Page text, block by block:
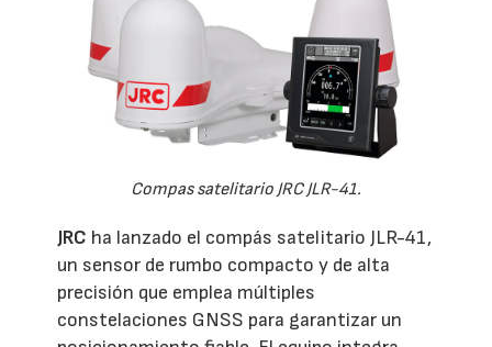
Compas satelitario JRC JLR-41.
JRC ha lanzado el compás satelitario JLR-41,
un sensor de rumbo compacto y de alta
precisión que emplea múltiples
constelaciones GNSS para garantizar un